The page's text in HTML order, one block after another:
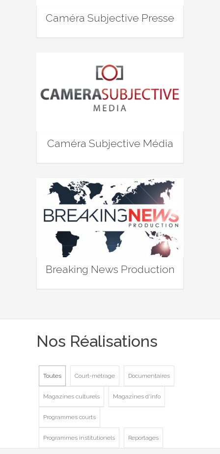
Caméra Subjective Presse
Caméra Subjective Média
Breaking News Production
Nos Réalisations
Toutes Court-métrage Documentaires
Magazines culturels Magazines d'info
Programmes courts
Programmes institutionels Reportages